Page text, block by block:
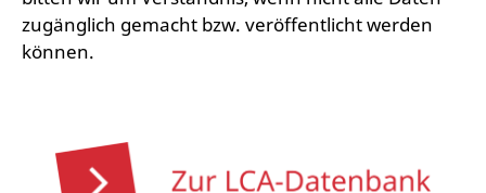
zugänglich gemacht bzw. veröffentlicht werden
können.